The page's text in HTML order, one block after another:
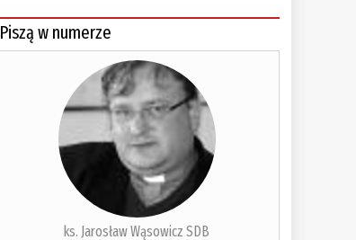
Piszą w numerze
ks. Jarosław Wąsowicz SDB